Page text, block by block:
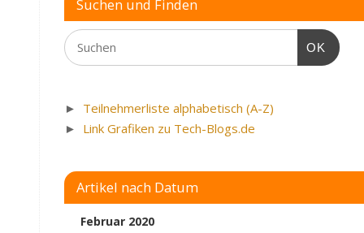
Suchen und Finden
OK
► Teilnehmerliste alphabetisch (A-Z)
► Link Grafiken zu Tech-Blogs.de
Artikel nach Datum
Februar 2020